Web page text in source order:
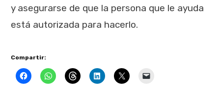
y asegurarse de que la persona que le ayuda
está autorizada para hacerlo.
Compartir: